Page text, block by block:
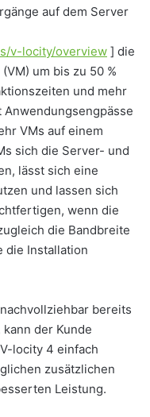
auf dem Server
v-locity/overview ] die
um bis zu 50 %
und mehr
VMs auf einem
sich die Server- und
lässt sich eine
und lassen sich
wenn die
die Bandbreite
die Installation
bereits
der Kunde
locity 4 einfach
zusätzlichen
Leistung.